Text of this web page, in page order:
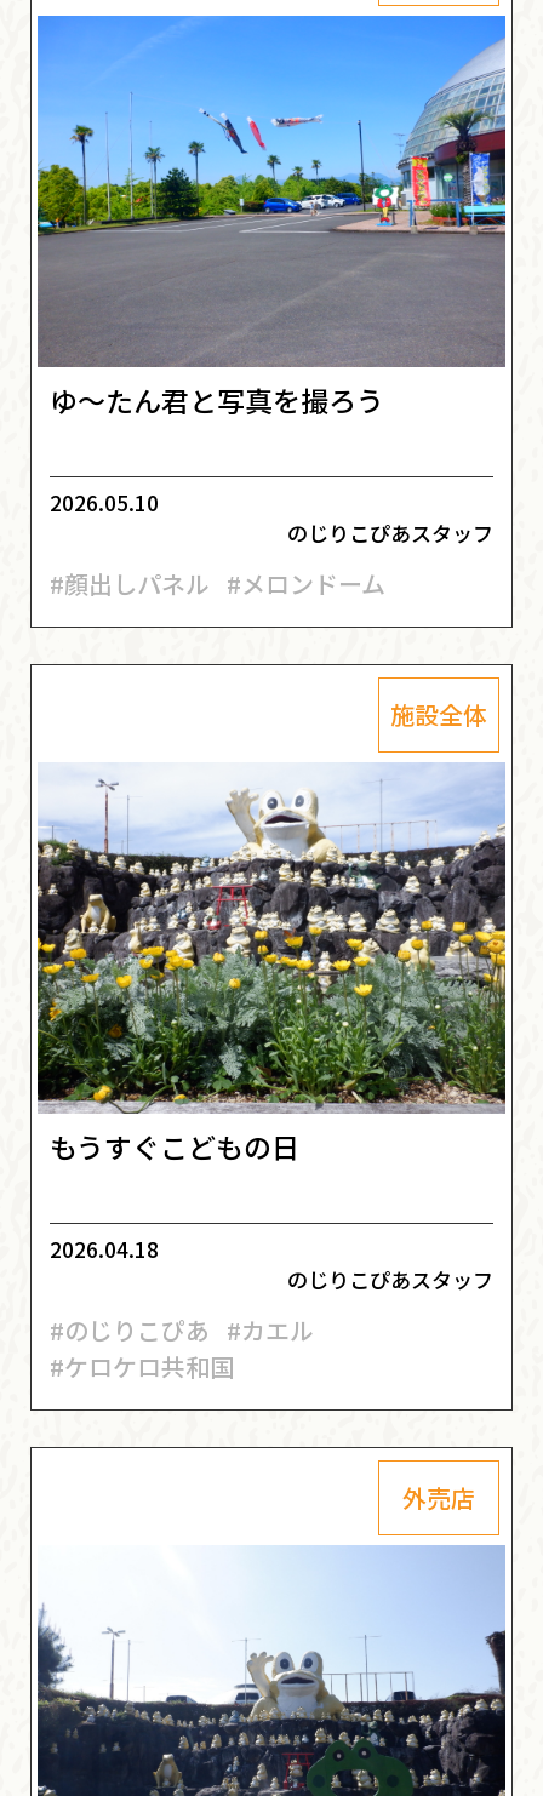
ゆ～たん君と写真を撮ろう
2026.05.10
のじりこぴあスタッフ
#顔出しパネル #メロンドーム
施設全体
もうすぐこどもの日
2026.04.18
のじりこぴあスタッフ
#のじりこぴあ #カエル
#ケロケロ共和国
外売店